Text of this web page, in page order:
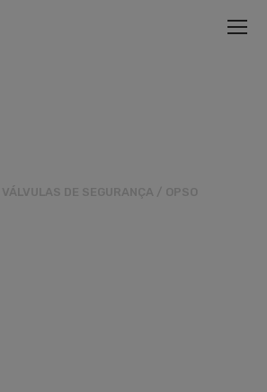
VÁLVULAS DE SEGURANÇA / OPSO